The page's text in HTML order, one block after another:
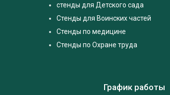
стенды для Детского сада
Стенды для Воинских частей
Стенды по медицине
Стенды по Охране труда
График работы